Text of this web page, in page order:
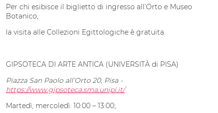
Per chi esibisce il biglietto di ingresso all’Orto e Museo
Botanico,
la visita alle Collezioni Egittologiche è gratuita.
GIPSOTECA DI ARTE ANTICA (UNIVERSITÀ di PISA)
Piazza San Paolo all’Orto 20, Pisa -
https://www.gipsoteca.sma.unipi.it/
Martedì, mercoledì: 10:00 – 13:00;